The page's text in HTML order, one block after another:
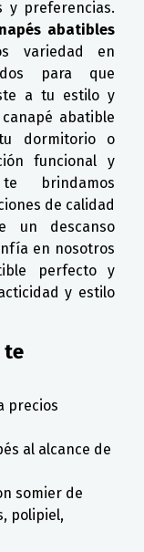
y preferencias.
abatibles
variedad en
para que
a tu estilo y
abatible
dormitorio o
funcional y
brindamos
de calidad
un descanso
en nosotros
perfecto y
y estilo
te
precios
al alcance de
somier de
polipiel,